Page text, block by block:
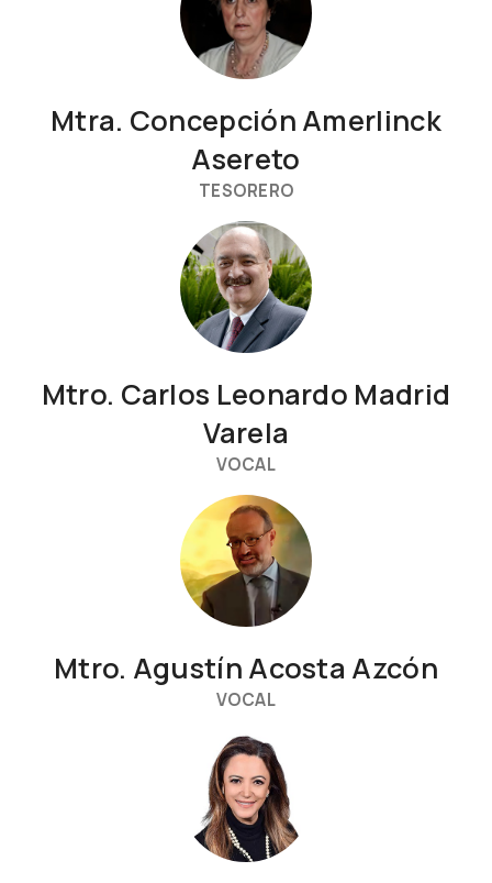
Mtra. Concepción Amerlinck
Asereto
TESORERO
Mtro. Carlos Leonardo Madrid
Varela
VOCAL
Mtro. Agustín Acosta Azcón
VOCAL